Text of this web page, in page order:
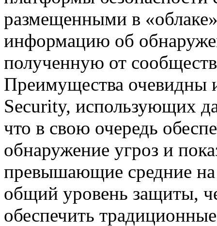
размещенными в
информацию об
полученную от
Преимущества очевидны
Security, использующих
что в свою очередь
обнаружение угроз и
превышающие средние
общий уровень защиты,
обеспечить